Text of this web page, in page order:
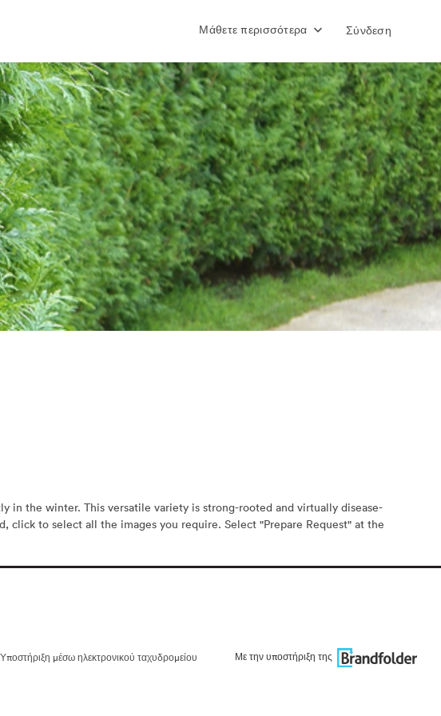
Μάθετε περισσότερα Σύνδεση
in the winter. This versatile variety is strong-rooted and virtually disease-
to select all the images you require. Select "Prepare Request" at the
Υποστήριξη μέσω ηλεκτρονικού ταχυδρομείου Με την υποστήριξη της